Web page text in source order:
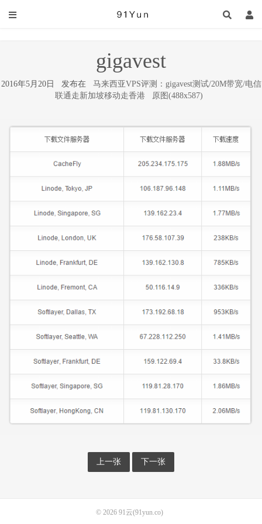
gigavest
2016年5月20日 发布在 马来西亚VPS评测：gigavest测试/20M带宽/电信
联通走新加坡移动走香港
原图(488x587)
上一张 下一张
© 2026 91云(91yun.co)